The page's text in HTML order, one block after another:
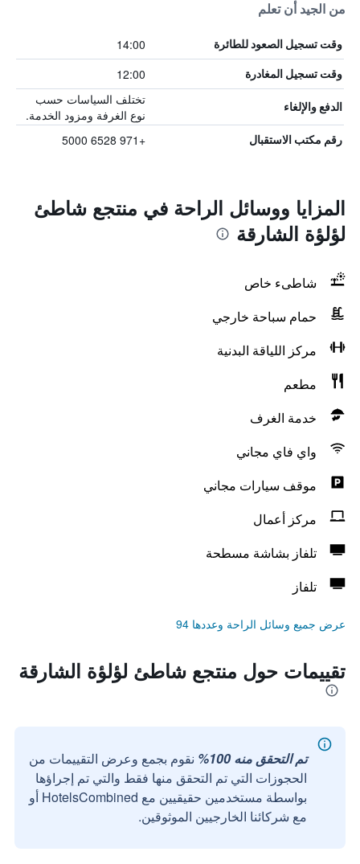
من الجيد أن تعلم
وقت تسجيل الصعود للطائرة 14:00
وقت تسجيل المغادرة 12:00
الدفع والإلغاء
تختلف السياسات حسب
نوع الغرفة ومزود الخدمة.
رقم مكتب الاستقبال +971 6528 5000
المزايا ووسائل الراحة في منتجع شاطئ
لؤلؤة الشارقة
شاطىء خاص
حمام سباحة خارجي
مركز اللياقة البدنية
مطعم
خدمة الغرف
واي فاي مجاني
موقف سيارات مجاني
مركز أعمال
تلفاز بشاشة مسطحة
تلفاز
عرض جميع وسائل الراحة وعددها 94
تقييمات حول منتجع شاطئ لؤلؤة الشارقة
تم التحقق منه 100%
نقوم بجمع وعرض التقييمات من
الحجوزات التي تم التحقق منها فقط والتي تم إجراؤها
بواسطة مستخدمين حقيقيين مع HotelsCombined أو
مع شركائنا الخارجيين الموثوقين.